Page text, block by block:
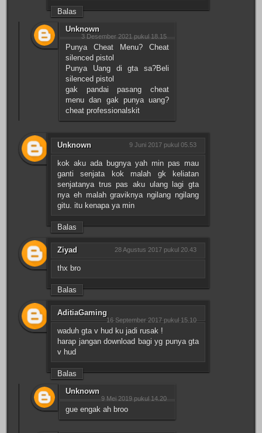
Balas
Unknown
3 Desember 2021 pukul 18.15
Punya Cheat Menu? Cheat
silenced pistol
Punya Uang di gta sa?Beli
silenced pistol
gak pandai pasang cheat
menu dan gak punya uang?
cheat professionalskit
Unknown 9 Juni 2017 pukul 05.53
kok aku ada bugnya yah min pas mau
ganti senjata kok malah gk keliatan
senjatanya trus pas aku ulang lagi gta
nya eh malah graviknya ngilang ngilang
gitu. itu kenapa ya min
Balas
Ziyad 28 Agustus 2017 pukul 20.43
thx bro
Balas
AditiaGaming
16 September 2017 pukul 15.10
waduh gta v hud ku jadi rusak !
harap jangan download bagi yg punya gta
v hud
Balas
Unknown
9 Mei 2019 pukul 14.20
gue engak ah broo